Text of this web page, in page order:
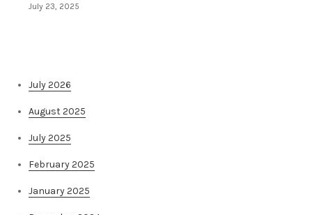
July 23, 2025
July 2026
August 2025
July 2025
February 2025
January 2025